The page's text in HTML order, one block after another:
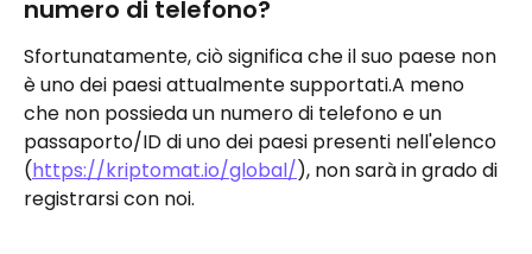
numero di telefono?
Sfortunatamente, ciò significa che il suo paese non
è uno dei paesi attualmente supportati.A meno
che non possieda un numero di telefono e un
passaporto/ID di uno dei paesi presenti nell'elenco
(https://kriptomat.io/global/), non sarà in grado di
registrarsi con noi.